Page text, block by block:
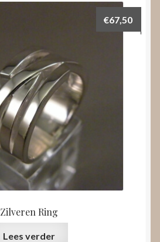
Zilveren Ring
€67,50
Lees verder